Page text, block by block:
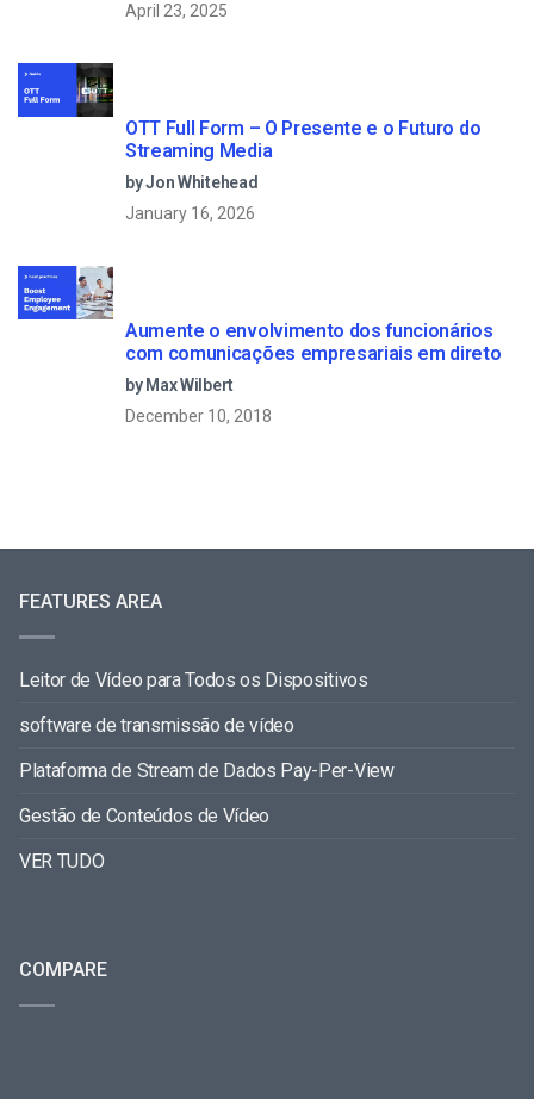
April 23, 2025
OTT Full Form – O Presente e o Futuro do
Streaming Media
by Jon Whitehead
January 16, 2026
Aumente o envolvimento dos funcionários
com comunicações empresariais em direto
by Max Wilbert
December 10, 2018
FEATURES AREA
Leitor de Vídeo para Todos os Dispositivos
software de transmissão de vídeo
Plataforma de Stream de Dados Pay-Per-View
Gestão de Conteúdos de Vídeo
VER TUDO
COMPARE